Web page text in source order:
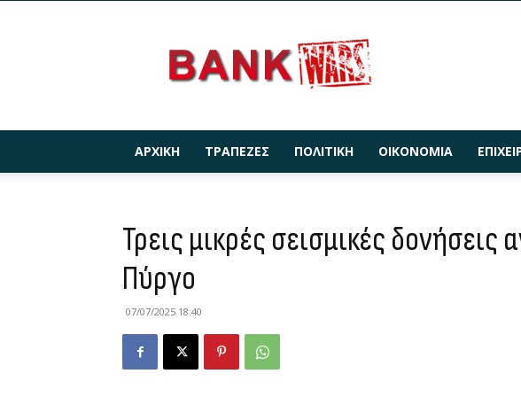
ΑΡΧΙΚΉ ΤΡΆΠΕΖΕΣ ΠΟΛΙΤΙΚΉ ΟΙΚΟΝΟΜΊΑ
Τρεις μικρές σεισμικές
Πύργο
07/07/2025 18:40